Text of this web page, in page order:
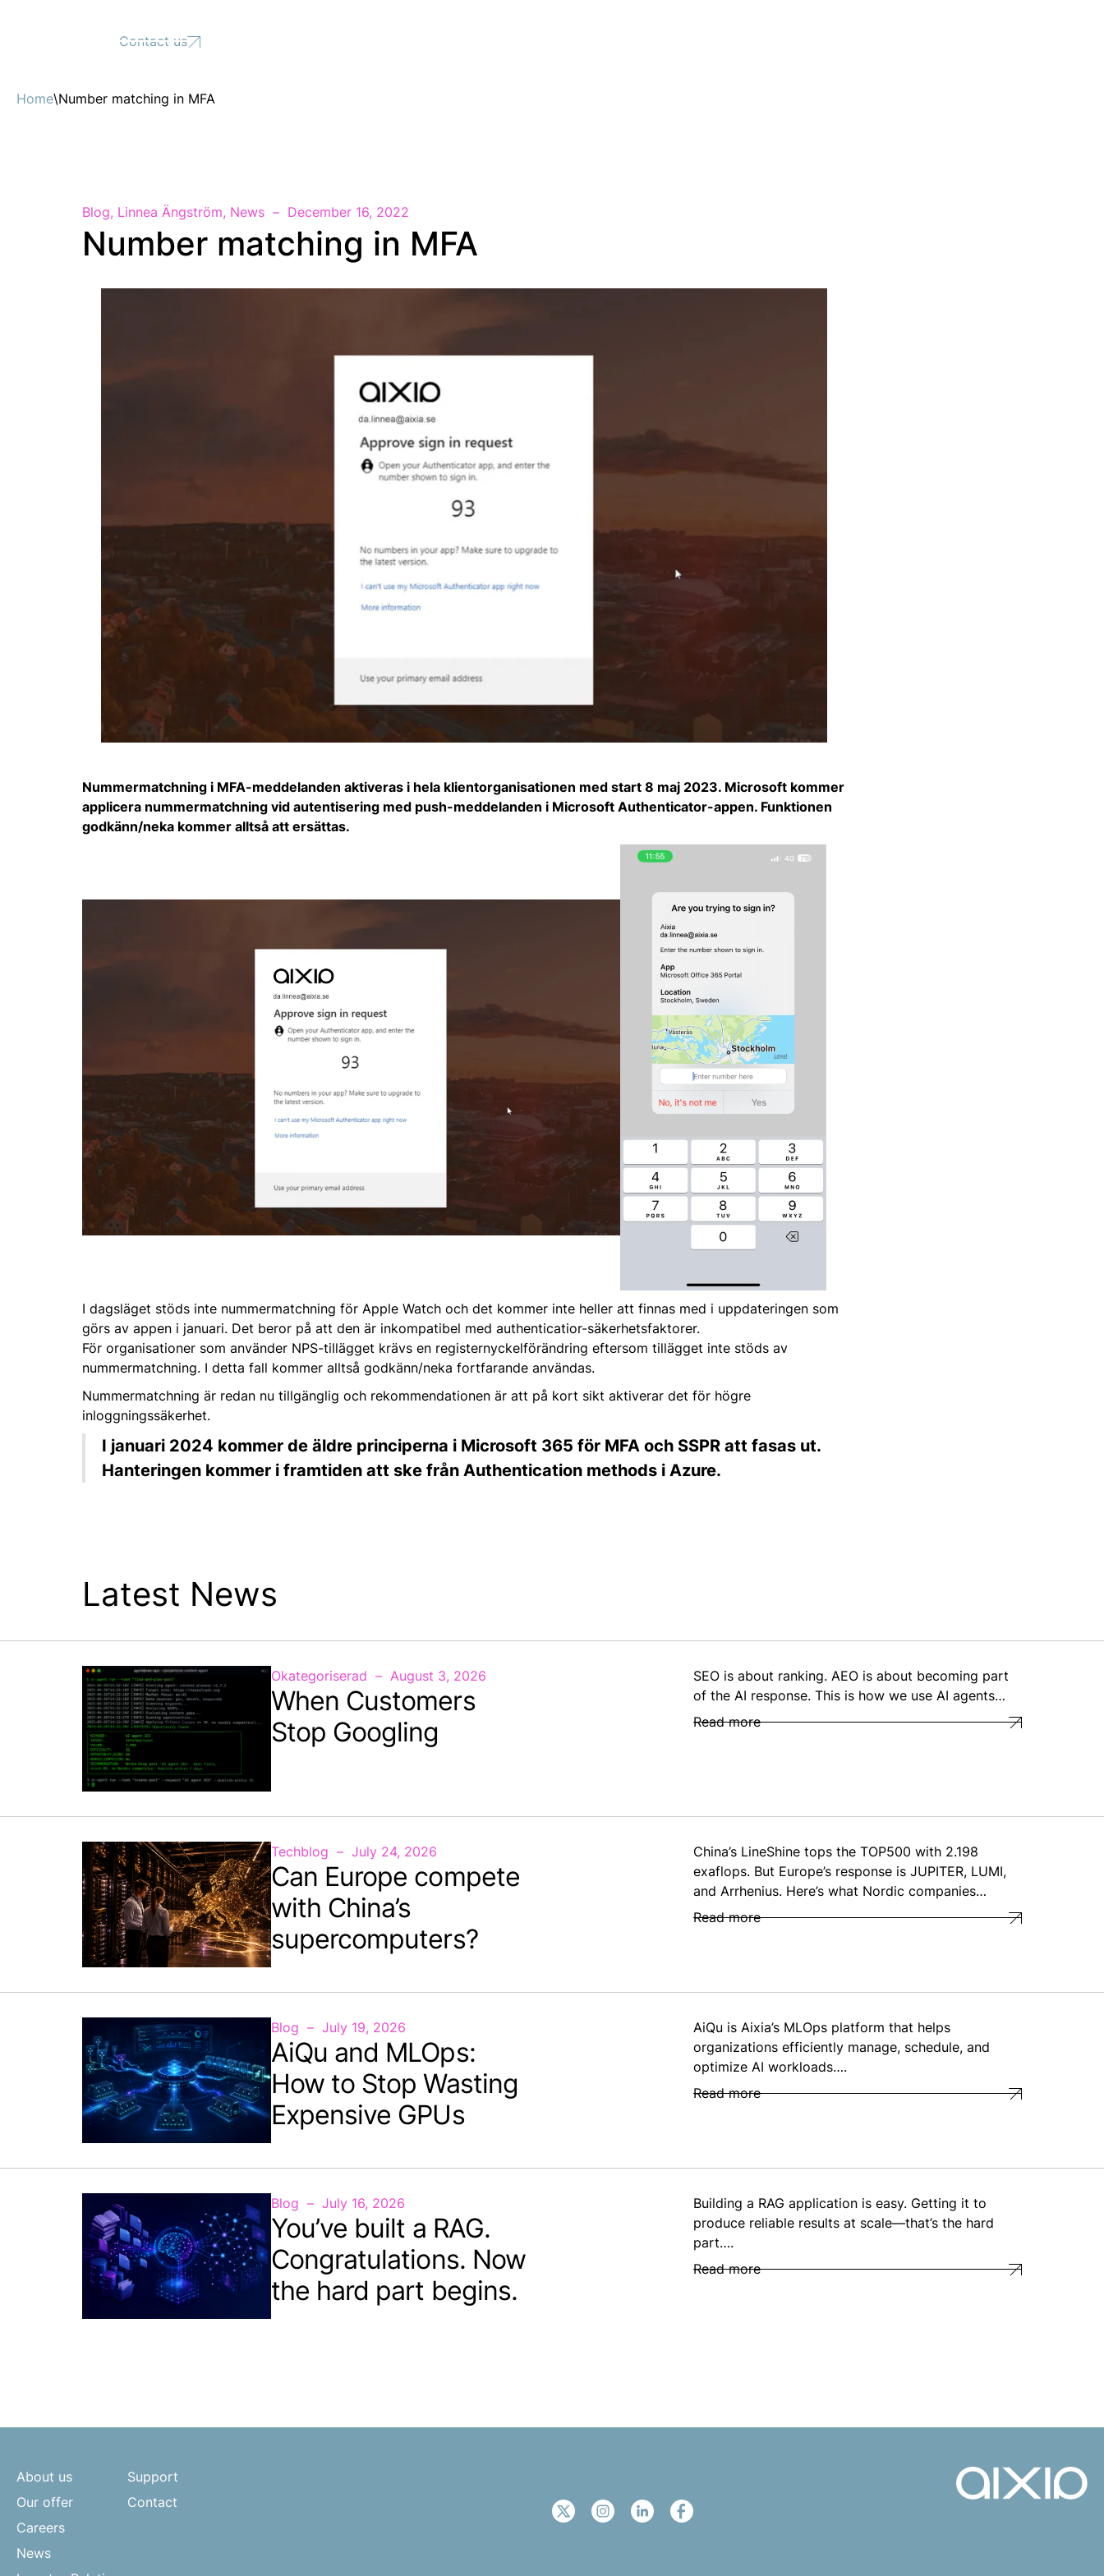
Contact us
Home\Number matching in MFA
Blog, Linnea Ängström, News December 16, 2022
Number matching in MFA
Nummermatchning i MFA-meddelanden aktiveras i hela klientorganisationen med start 8 maj 2023. Microsoft kommer
applicera nummermatchning vid autentisering med push-meddelanden i Microsoft Authenticator-appen. Funktionen
godkänn/neka kommer alltså att ersättas.
I dagsläget stöds inte nummermatchning för Apple Watch och det kommer inte heller att finnas med i uppdateringen som
görs av appen i januari. Det beror på att den är inkompatibel med authenticatior-säkerhetsfaktorer.
För organisationer som använder NPS-tillägget krävs en registernyckelförändring eftersom tillägget inte stöds av
nummermatchning. I detta fall kommer alltså godkänn/neka fortfarande användas.
Nummermatchning är redan nu tillgänglig och rekommendationen är att på kort sikt aktiverar det för högre
inloggningssäkerhet.
I januari 2024 kommer de äldre principerna i Microsoft 365 för MFA och SSPR att fasas ut.
Hanteringen kommer i framtiden att ske från Authentication methods i Azure.
Latest News
Okategoriserad August 3, 2026
When Customers
Stop Googling
SEO is about ranking. AEO is about becoming part
of the AI response. This is how we use AI agents…
Read more
Techblog July 24, 2026
Can Europe compete
with China’s
supercomputers?
China’s LineShine tops the TOP500 with 2.198
exaflops. But Europe’s response is JUPITER, LUMI,
and Arrhenius. Here’s what Nordic companies…
Read more
Blog July 19, 2026
AiQu and MLOps:
How to Stop Wasting
Expensive GPUs
AiQu is Aixia’s MLOps platform that helps
organizations efficiently manage, schedule, and
optimize AI workloads….
Read more
Blog July 16, 2026
You’ve built a RAG.
Congratulations. Now
the hard part begins.
Building a RAG application is easy. Getting it to
produce reliable results at scale—that’s the hard
part….
Read more
About us
Our offer
Careers
News
Support
Contact